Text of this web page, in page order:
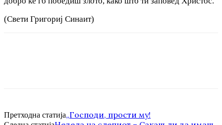
(Свети Григориј Синаит)
Претходна статија„Господи, прости му!